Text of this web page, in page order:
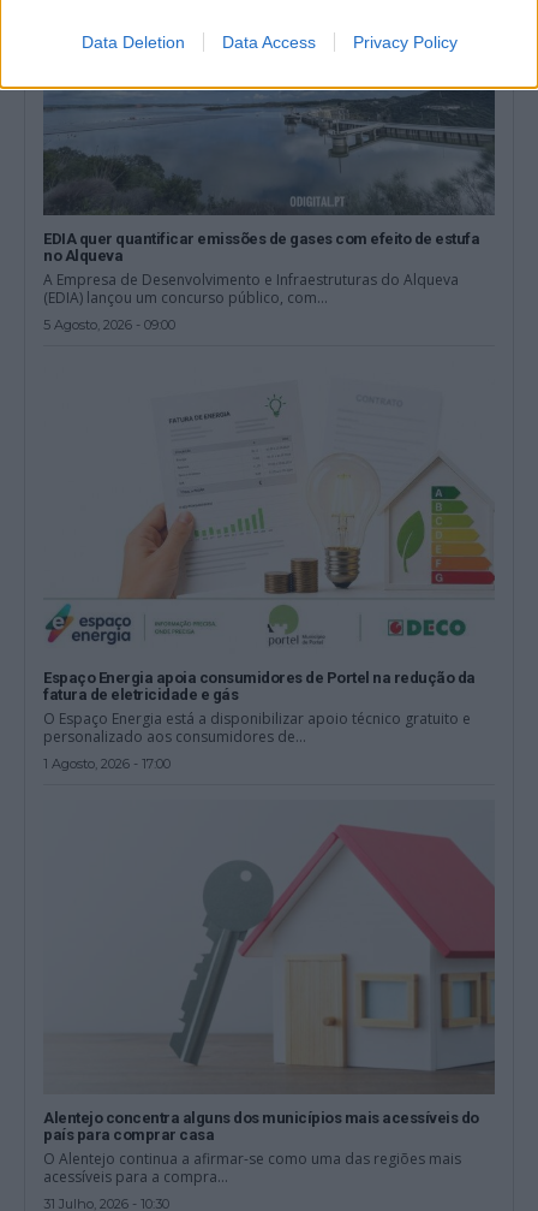
Data Deletion Data Access Privacy Policy
EDIA quer quantificar emissões de gases com efeito de estufa
no Alqueva
A Empresa de Desenvolvimento e Infraestruturas do Alqueva
(EDIA) lançou um concurso público, com...
5 Agosto, 2026 - 09:00
Espaço Energia apoia consumidores de Portel na redução da
fatura de eletricidade e gás
O Espaço Energia está a disponibilizar apoio técnico gratuito e
personalizado aos consumidores de...
1 Agosto, 2026 - 17:00
Alentejo concentra alguns dos municípios mais acessíveis do
país para comprar casa
O Alentejo continua a afirmar-se como uma das regiões mais
acessíveis para a compra...
31 Julho, 2026 - 10:30